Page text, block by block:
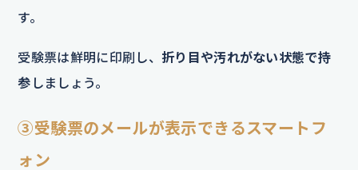
す。
受験票は鮮明に印刷し、 折り目や汚れがない状態で持
参 しましょう。
③受験票のメールが表示できるスマートフ
ォン